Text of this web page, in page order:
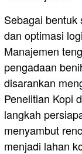
Sebagai
dan optimasi
Manajemen
pengadaan
disarankan
Penelitian Kopi
langkah
menyambut
menjadi lahan